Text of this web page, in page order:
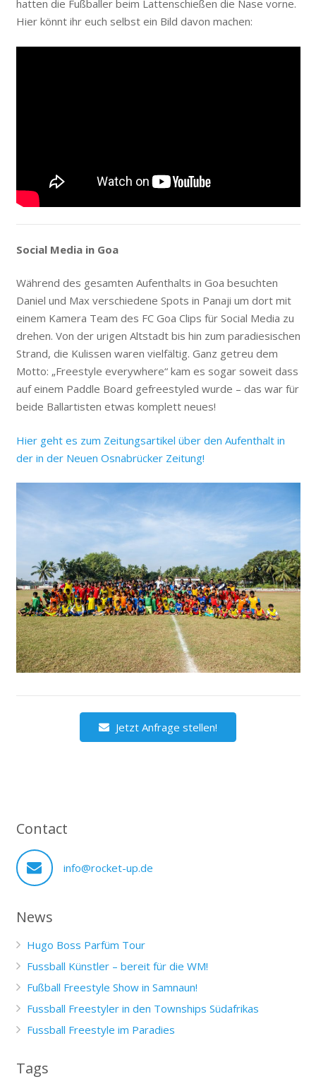
hatten die Fußballer beim Lattenschießen die Nase vorne.
Hier könnt ihr euch selbst ein Bild davon machen:
Social Media in Goa
Während des gesamten Aufenthalts in Goa besuchten
Daniel und Max verschiedene Spots in Panaji um dort mit
einem Kamera Team des FC Goa Clips für Social Media zu
drehen. Von der urigen Altstadt bis hin zum paradiesischen
Strand, die Kulissen waren vielfältig. Ganz getreu dem
Motto: „Freestyle everywhere“ kam es sogar soweit dass
auf einem Paddle Board gefreestyled wurde – das war für
beide Ballartisten etwas komplett neues!
Hier geht es zum Zeitungsartikel über den Aufenthalt in
der in der Neuen Osnabrücker Zeitung!
Jetzt Anfrage stellen!
Contact
info@rocket-up.de
News
Hugo Boss Parfüm Tour
Fussball Künstler – bereit für die WM!
Fußball Freestyle Show in Samnaun!
Fussball Freestyler in den Townships Südafrikas
Fussball Freestyle im Paradies
Tags